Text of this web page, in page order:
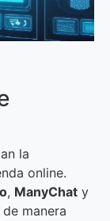
la
online.
, ManyChat y
manera